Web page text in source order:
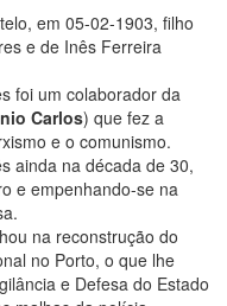
em 05-02-1903, filho
e de Inês Ferreira
foi um colaborador da
Carlos) que fez a
e o comunismo.
ainda na década de 30,
e empenhando-se na
na reconstrução do
no Porto, o que lhe
e Defesa do Estado